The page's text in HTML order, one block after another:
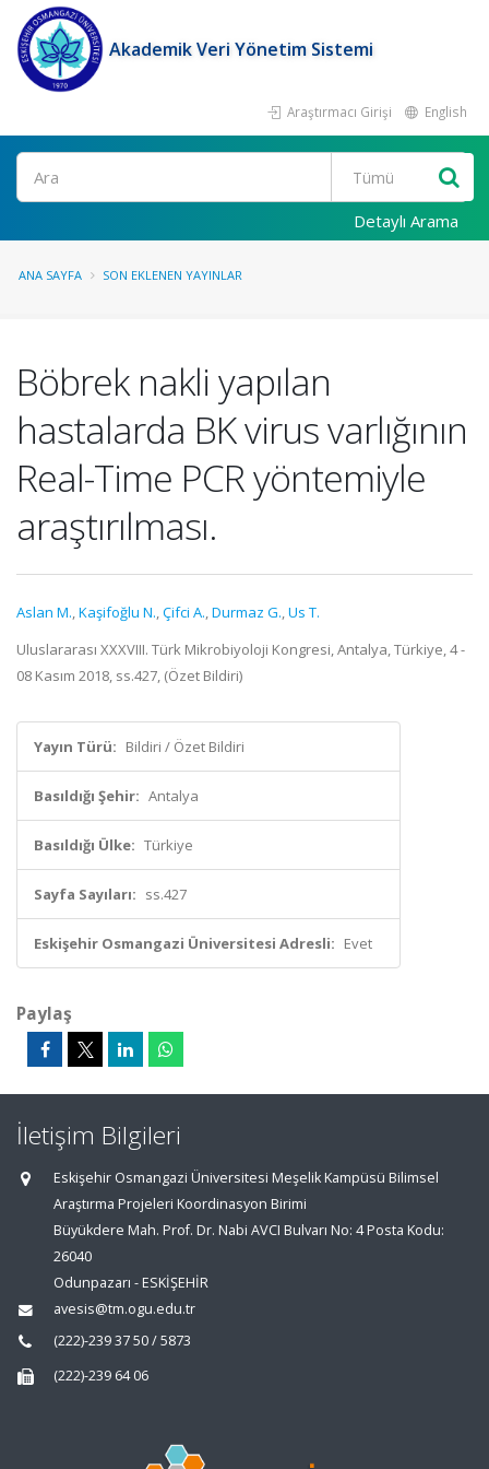
Akademik Veri Yönetim Sistemi
Araştırmacı Girişi English
Ara
Detaylı Arama
ANA SAYFA SON EKLENEN YAYINLAR
Böbrek nakli yapılan
hastalarda BK virus varlığının
Real-Time PCR yöntemiyle
araştırılması.
Aslan M.,Kaşifoğlu N.,Çifci A.,Durmaz G.,Us T.
Uluslararası XXXVIII. Türk Mikrobiyoloji Kongresi, Antalya, Türkiye, 4 -
08 Kasım 2018, ss.427, (Özet Bildiri)
Yayın Türü: Bildiri / Özet Bildiri
Basıldığı Şehir: Antalya
Basıldığı Ülke: Türkiye
Sayfa Sayıları: ss.427
Eskişehir Osmangazi Üniversitesi Adresli: Evet
Paylaş
İletişim Bilgileri
Eskişehir Osmangazi Üniversitesi Meşelik Kampüsü Bilimsel
Araştırma Projeleri Koordinasyon Birimi
Büyükdere Mah. Prof. Dr. Nabi AVCI Bulvarı No: 4 Posta Kodu:
26040
Odunpazarı - ESKİŞEHİR
avesis@tm.ogu.edu.tr
(222)-239 37 50 / 5873
(222)-239 64 06